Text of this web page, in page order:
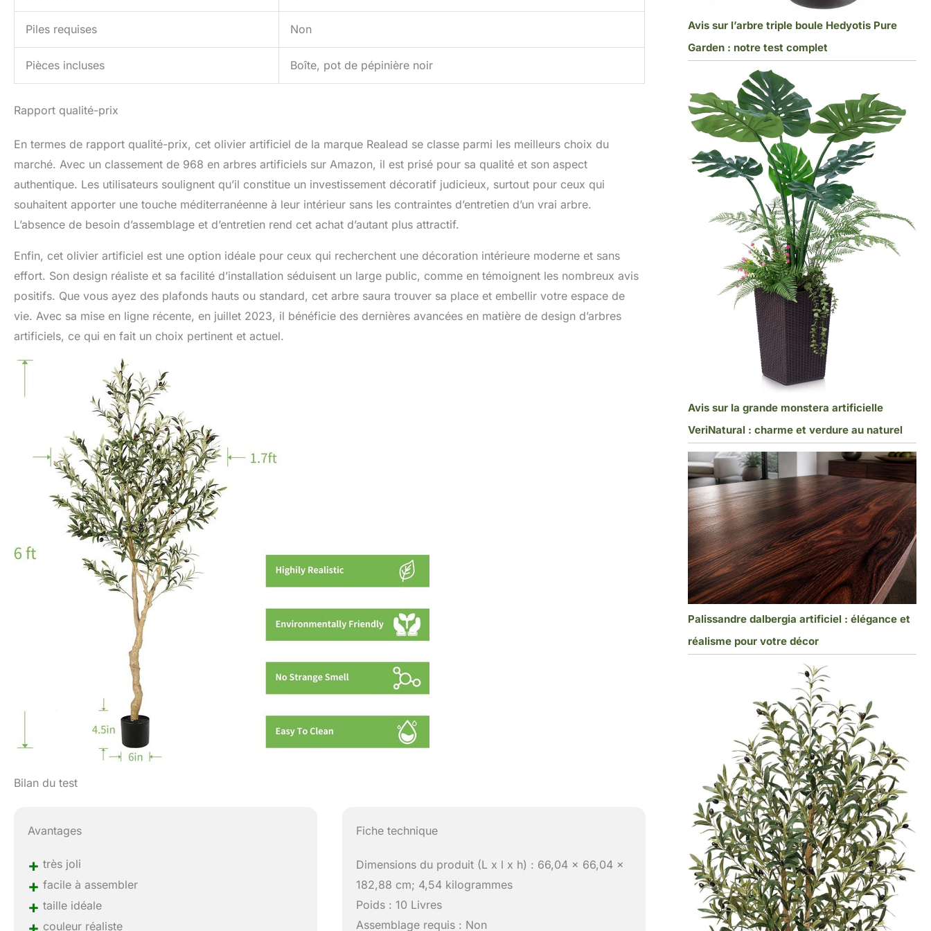
Piles requises Non
Pièces incluses Boîte, pot de pépinière noir
Rapport qualité-prix
En termes de rapport qualité-prix, cet olivier artificiel de la marque Realead se classe parmi les meilleurs choix du
marché. Avec un classement de 968 en arbres artificiels sur Amazon, il est prisé pour sa qualité et son aspect
authentique. Les utilisateurs soulignent qu’il constitue un investissement décoratif judicieux, surtout pour ceux qui
souhaitent apporter une touche méditerranéenne à leur intérieur sans les contraintes d’entretien d’un vrai arbre.
L’absence de besoin d’assemblage et d’entretien rend cet achat d’autant plus attractif.
Enfin, cet olivier artificiel est une option idéale pour ceux qui recherchent une décoration intérieure moderne et sans
effort. Son design réaliste et sa facilité d’installation séduisent un large public, comme en témoignent les nombreux avis
positifs. Que vous ayez des plafonds hauts ou standard, cet arbre saura trouver sa place et embellir votre espace de
vie. Avec sa mise en ligne récente, en juillet 2023, il bénéficie des dernières avancées en matière de design d’arbres
artificiels, ce qui en fait un choix pertinent et actuel.
Bilan du test
Avantages
+ très joli
+ facile à assembler
+ taille idéale
couleur réaliste
Fiche technique
Dimensions du produit (L x l x h) : 66,04 x 66,04 x
182,88 cm; 4,54 kilogrammes
Poids : 10 Livres
Assemblage requis : Non
Avis sur l’arbre triple boule Hedyotis Pure
Garden : notre test complet
Avis sur la grande monstera artificielle
VeriNatural : charme et verdure au naturel
Palissandre dalbergia artificiel : élégance et
réalisme pour votre décor